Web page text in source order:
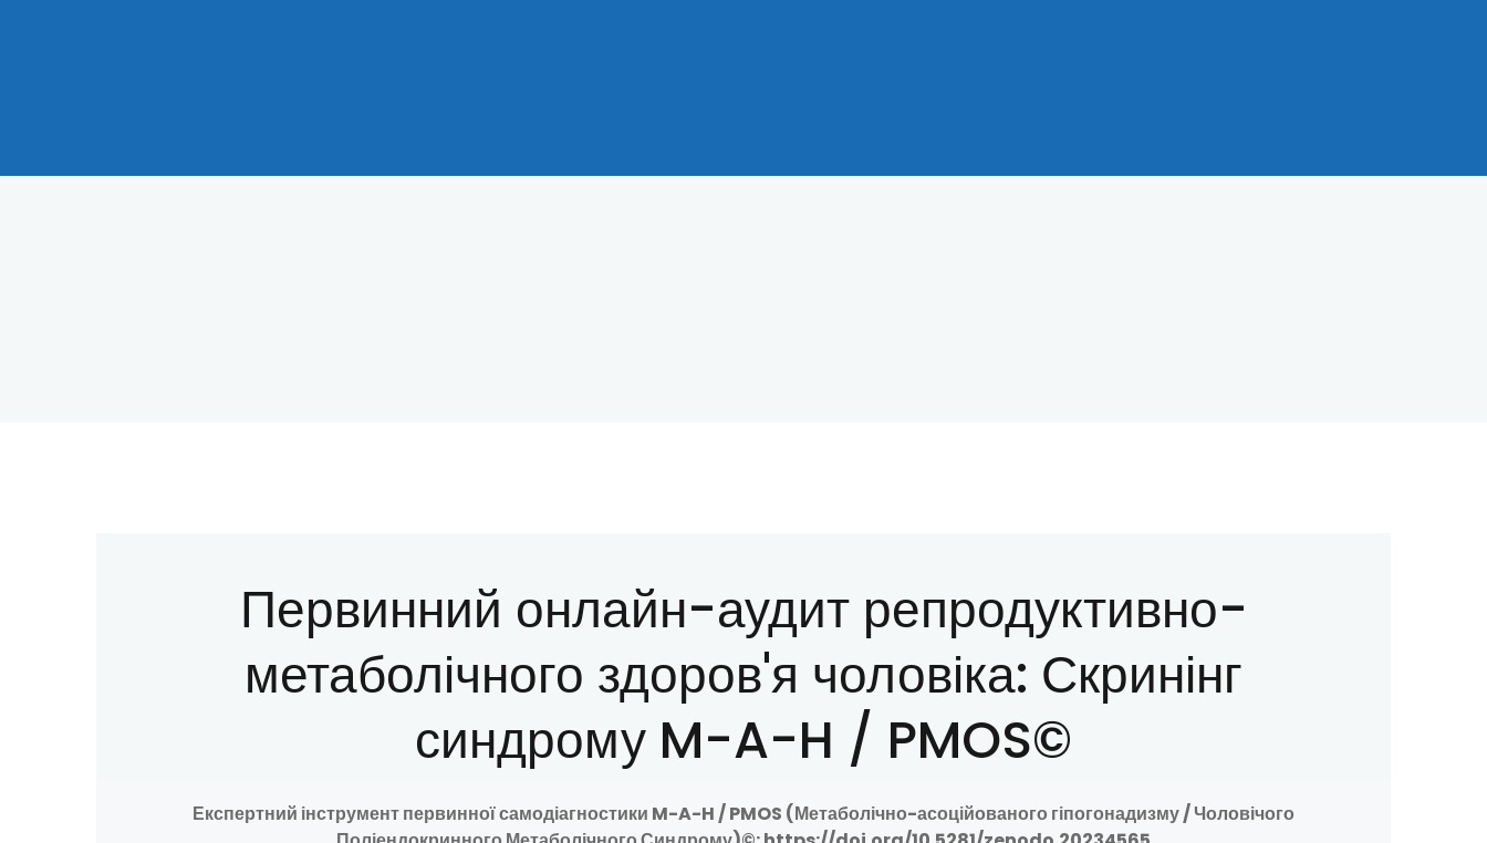
Первинний онлайн-аудит репродуктивно-
метаболічного здоров'я чоловіка: Скринінг
синдрому M-A-H / PMOS©
Експертний інструмент первинної самодіагностики M-A-H / PMOS (Метаболічно-асоційованого гіпогонадизму / Чоловічого